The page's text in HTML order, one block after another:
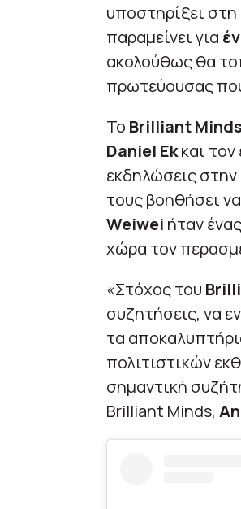
υποστηρίξει στη
παραμείνει για
ακολούθως θα
πρωτεύουσας
Το Brilliant Minds
Daniel Ekκαι τον
εκδηλώσεις στην
τους βοηθήσει
Weiwei ήταν
χώρα τον
«Στόχος του
συζητήσεις, να
τα
πολιτιστικών
σημαντική
Brilliant Minds,